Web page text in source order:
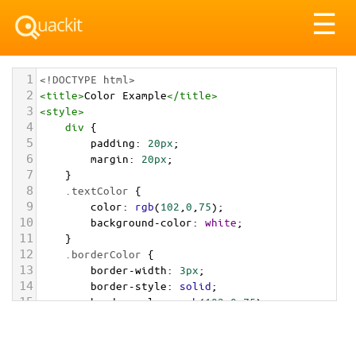
☰
1 <!DOCTYPE html>
2 <title>Color Example</title>
3 <style>
4 div {
5 padding: 20px;
6 margin: 20px;
7 }
8 .textColor {
9 color: rgb(102 0 75);
10 background-color: white;
11 }
12 .borderColor {
13 border-width: 3px;
14 border-style: solid;
15 border-color: rgb(102,0,75);